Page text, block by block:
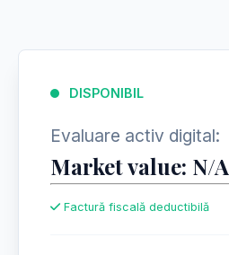
DISPONIBIL
Evaluare activ digital:
Market value: N/A
Factură fiscală deductibilă